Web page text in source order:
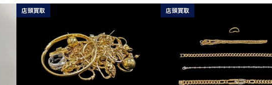
店頭買取 店頭買取